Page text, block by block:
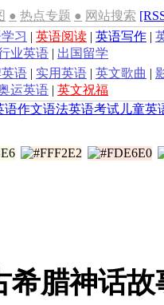
● 热点专题 ● 网站搜索
习 | 英语阅读 | 英语写作 |
业英语 | 出国留学
语 | 实用英语 | 英文歌曲 |
运英语 | 英文祝福
语作文语法英语考试 儿童英
希腊神话